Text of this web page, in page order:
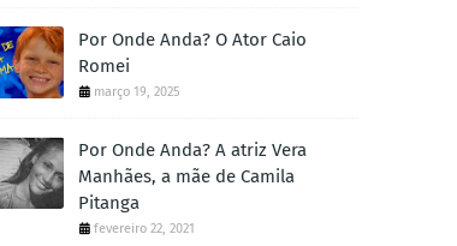
Por Onde Anda? O Ator Caio
Romei
março 19, 2025
Por Onde Anda? A atriz Vera
Manhães, a mãe de Camila
Pitanga
fevereiro 22, 2021